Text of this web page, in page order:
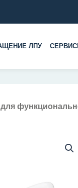
ЛПУ